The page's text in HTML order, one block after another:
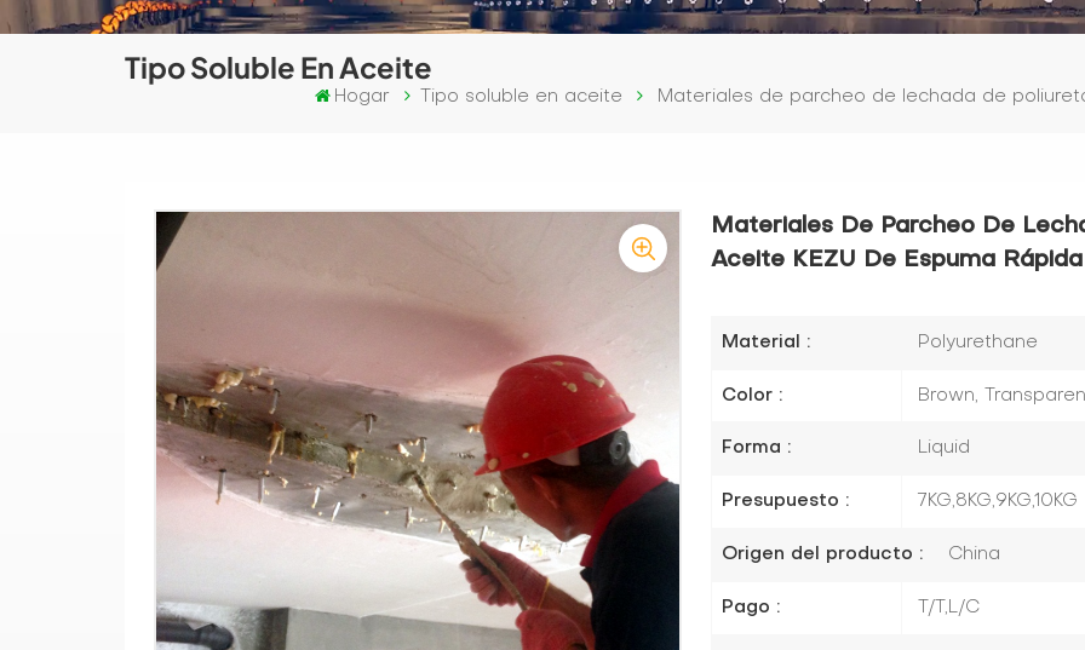
Tipo Soluble En Aceite
Hogar Tipo soluble en aceite Materiales de parcheo de lechada de
Materiales De Parcheo De
Aceite KEZU De Espuma Rápida
Material : Polyurethane
Color : Brown,
Forma : Liquid
Presupuesto : 7KG,8KG,9KG,10KG
Origen del producto : China
Pago : T/T,L/C